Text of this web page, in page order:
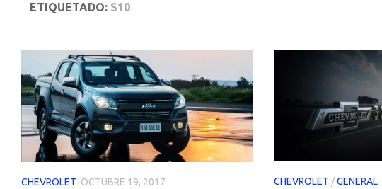
ETIQUETADO: S10
CHEVROLET OCTUBRE 19, 2017 CHEVROLET /GENERAL